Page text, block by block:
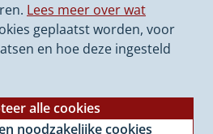
Lees meer over wat
geplaatst worden, voor
en hoe deze ingesteld
alle cookies
noodzakelijke cookies
website
(Verwijst
andere
website)